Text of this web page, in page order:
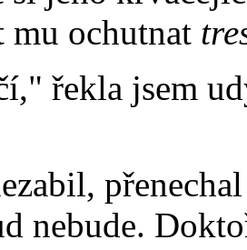
mu ochutnat
řekla jsem
nebude.